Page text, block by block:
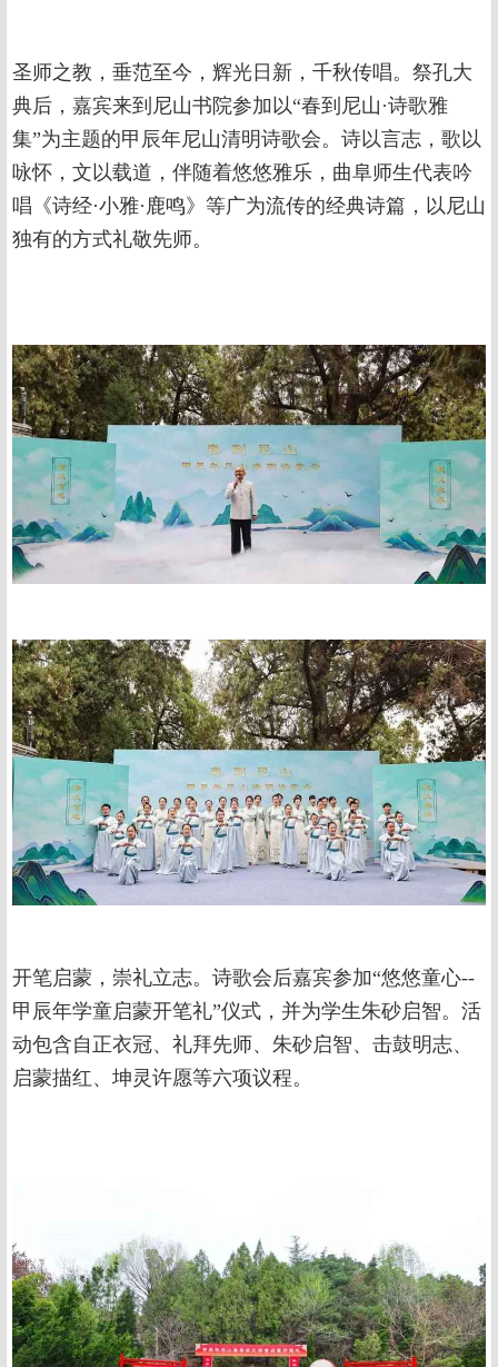
圣师之教，垂范至今，辉光日新，千秋传唱。祭孔大
典后，嘉宾来到尼山书院参加以“春到尼山·诗歌雅
集”为主题的甲辰年尼山清明诗歌会。诗以言志，歌以
咏怀，文以载道，伴随着悠悠雅乐，曲阜师生代表吟
唱《诗经·小雅·鹿鸣》等广为流传的经典诗篇，以尼山
独有的方式礼敬先师。
开笔启蒙，崇礼立志。诗歌会后嘉宾参加“悠悠童心--
甲辰年学童启蒙开笔礼”仪式，并为学生朱砂启智。活
动包含自正衣冠、礼拜先师、朱砂启智、击鼓明志、
启蒙描红、坤灵许愿等六项议程。